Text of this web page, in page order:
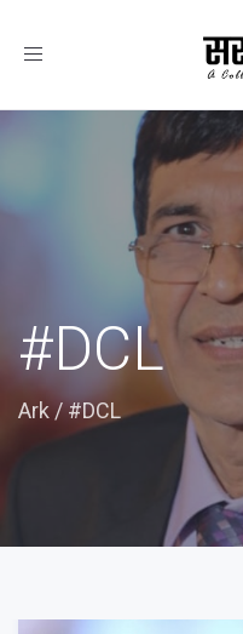
Toggle
#DCL
Ark /#DCL